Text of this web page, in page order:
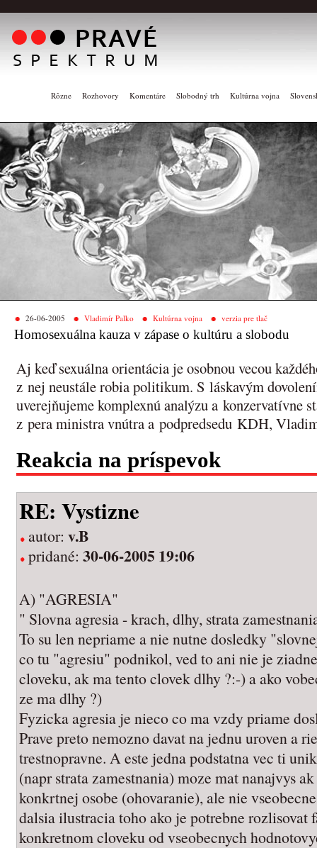
Rôzne Rozhovory Komentáre Slobodný trh Kultúrna vojna
26-06-2005 Vladimír Palko Kultúrna vojna verzia pre tlač
Homosexuálna kauza v zápase o kultúru a slobodu
Aj keď sexuálna orientácia je osobnou vecou
z nej neustále robia politikum. S láskavým
uverejňujeme komplexnú analýzu a konzervatívne
z pera ministra vnútra a podpredsedu KDH,
Reakcia na príspevok
RE: Vystizne
autor: v.B
pridané: 30-06-2005 19:06
A) "AGRESIA"
" Slovna agresia - krach, dlhy, strata
To su len nepriame a nie nutne dosledky
co tu "agresiu" podnikol, ved to ani nie je
cloveku, ak ma tento clovek dlhy ?:-) a ako
ze ma dlhy ?)
Fyzicka agresia je nieco co ma vzdy priame
Prave preto nemozno davat na jednu uroven a
trestnopravne. A este jedna podstatna vec ti
(napr strata zamestnania) moze mat nanajvys
konkrtnej osobe (ohovaranie), ale nie
dalsia ilustracia toho ako je potrebne rozlisovat
konkretnom cloveku od vseobecnych